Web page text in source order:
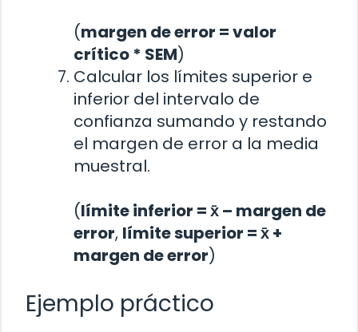
(margen de error = valor
crítico * SEM)
Calcular los límites superior e
inferior del intervalo de
confianza sumando y restando
el margen de error a la media
muestral.
(límite inferior = x̄ – margen de
error, límite superior = x̄ +
margen de error)
Ejemplo práctico